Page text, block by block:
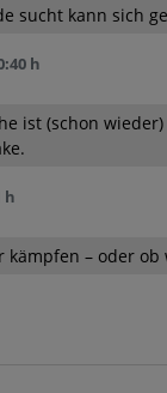
sucht kann sich
h
ist (schon
h
kämpfen – oder